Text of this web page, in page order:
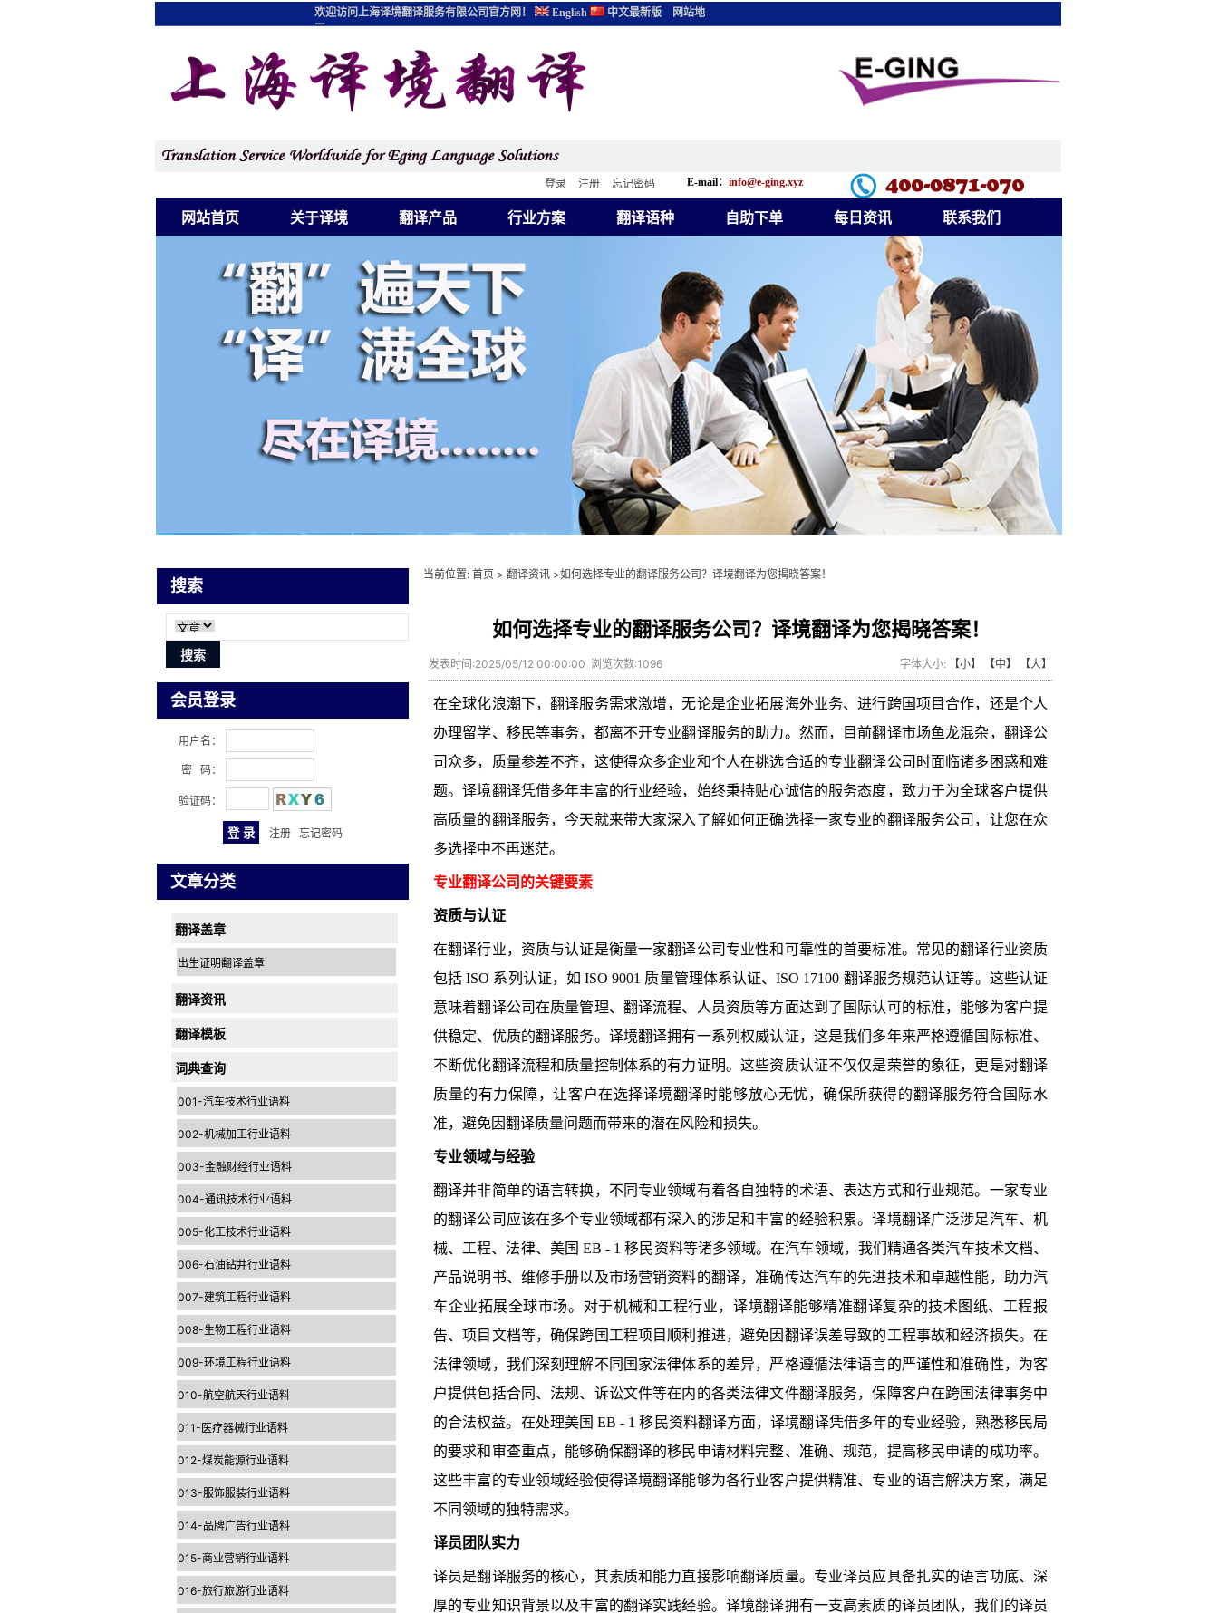
网站首页 关于译境 翻译产品 行业方案 翻译语种 自助下单 每日资讯 联系我们
登录 注册 忘记密码 E-mail： info@e-ging.xyz
欢迎访问上海译境翻译服务有限公司官方网！ English 中文最新版
网站地
图
搜索
会员登录
用户名：
密 码：
验证码：
注册 忘记密码
文章分类
翻译盖章
出生证明翻译盖章
翻译资讯
翻译模板
词典查询
001-汽车技术行业语料
002-机械加工行业语料
003-金融财经行业语料
004-通讯技术行业语料
005-化工技术行业语料
006-石油钻井行业语料
007-建筑工程行业语料
008-生物工程行业语料
009-环境工程行业语料
010-航空航天行业语料
011-医疗器械行业语料
012-煤炭能源行业语料
013-服饰服装行业语料
014-品牌广告行业语料
015-商业营销行业语料
016-旅行旅游行业语料
当前位置: 首页 > 翻译资讯 >如何选择专业的翻译服务公司？译境翻译为您揭晓答案！
如何选择专业的翻译服务公司？译境翻译为您揭晓答案！
发表时间:2025/05/12 00:00:00 浏览次数:1096 字体大小: 【小】 【中】 【大】
在全球化浪潮下，翻译服务需求激增，无论是企业拓展海外业务、进行跨国项目合作，还是个人
办理留学、移民等事务，都离不开专业翻译服务的助力。然而，目前翻译市场鱼龙混杂，翻译公
司众多，质量参差不齐，这使得众多企业和个人在挑选合适的专业翻译公司时面临诸多困惑和难
题。译境翻译凭借多年丰富的行业经验，始终秉持贴心诚信的服务态度，致力于为全球客户提供
高质量的翻译服务，今天就来带大家深入了解如何正确选择一家专业的翻译服务公司，让您在众
多选择中不再迷茫。
专业翻译公司的关键要素
资质与认证
在翻译行业，资质与认证是衡量一家翻译公司专业性和可靠性的首要标准。常见的翻译行业资质
包括 ISO 系列认证，如 ISO 9001 质量管理体系认证、ISO 17100 翻译服务规范认证等。这些认证
意味着翻译公司在质量管理、翻译流程、人员资质等方面达到了国际认可的标准，能够为客户提
供稳定、优质的翻译服务。译境翻译拥有一系列权威认证，这是我们多年来严格遵循国际标准、
不断优化翻译流程和质量控制体系的有力证明。这些资质认证不仅仅是荣誉的象征，更是对翻译
质量的有力保障，让客户在选择译境翻译时能够放心无忧，确保所获得的翻译服务符合国际水
准，避免因翻译质量问题而带来的潜在风险和损失。
专业领域与经验
翻译并非简单的语言转换，不同专业领域有着各自独特的术语、表达方式和行业规范。一家专业
的翻译公司应该在多个专业领域都有深入的涉足和丰富的经验积累。译境翻译广泛涉足汽车、机
械、工程、法律、美国 EB - 1 移民资料等诸多领域。在汽车领域，我们精通各类汽车技术文档、
产品说明书、维修手册以及市场营销资料的翻译，准确传达汽车的先进技术和卓越性能，助力汽
车企业拓展全球市场。对于机械和工程行业，译境翻译能够精准翻译复杂的技术图纸、工程报
告、项目文档等，确保跨国工程项目顺利推进，避免因翻译误差导致的工程事故和经济损失。在
法律领域，我们深刻理解不同国家法律体系的差异，严格遵循法律语言的严谨性和准确性，为客
户提供包括合同、法规、诉讼文件等在内的各类法律文件翻译服务，保障客户在跨国法律事务中
的合法权益。在处理美国 EB - 1 移民资料翻译方面，译境翻译凭借多年的专业经验，熟悉移民局
的要求和审查重点，能够确保翻译的移民申请材料完整、准确、规范，提高移民申请的成功率。
这些丰富的专业领域经验使得译境翻译能够为各行业客户提供精准、专业的语言解决方案，满足
不同领域的独特需求。
译员团队实力
译员是翻译服务的核心，其素质和能力直接影响翻译质量。专业译员应具备扎实的语言功底、深
厚的专业知识背景以及丰富的翻译实践经验。译境翻译拥有一支高素质的译员团队，我们的译员